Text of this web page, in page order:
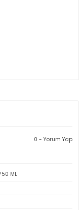
0 - Yorum Yap
ML